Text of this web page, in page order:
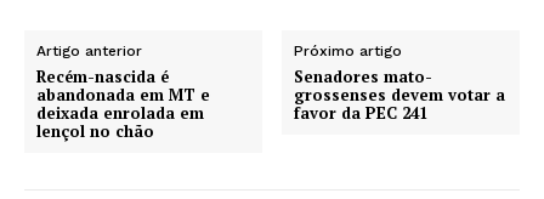
Artigo anterior
Recém-nascida é
abandonada em MT e
deixada enrolada em
lençol no chão
Próximo artigo
Senadores mato-
grossenses devem votar a
favor da PEC 241